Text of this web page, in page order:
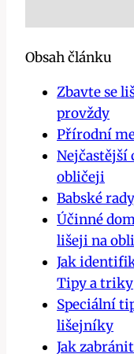
Obsah článku
Zbavte se
provždy
Přírodní
Nejčastější
obličeji
Babské
Účinné
lišeji na
Jak
Tipy a triky
Speciální
lišejníky
Jak